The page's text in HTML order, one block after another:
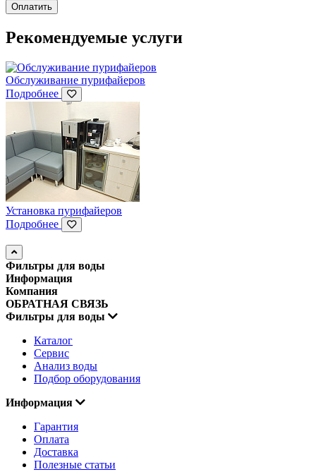
Рекомендуемые услуги
Обслуживание пурифайеров
Подробнее
Установка пурифайеров
Подробнее
Фильтры для воды
Информация
Компания
ОБРАТНАЯ СВЯЗЬ
Фильтры для воды
Каталог
Сервис
Анализ воды
Подбор оборудования
Информация
Гарантия
Оплата
Доставка
Полезные статьи